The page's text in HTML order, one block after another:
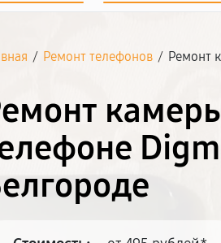
/ Ремонт телефонов / Ремонт